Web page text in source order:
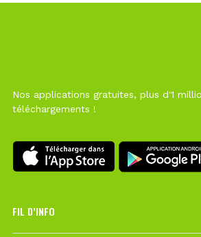
Nos applications gratuites, plus d'1
téléchargements !
FIL D’INFO